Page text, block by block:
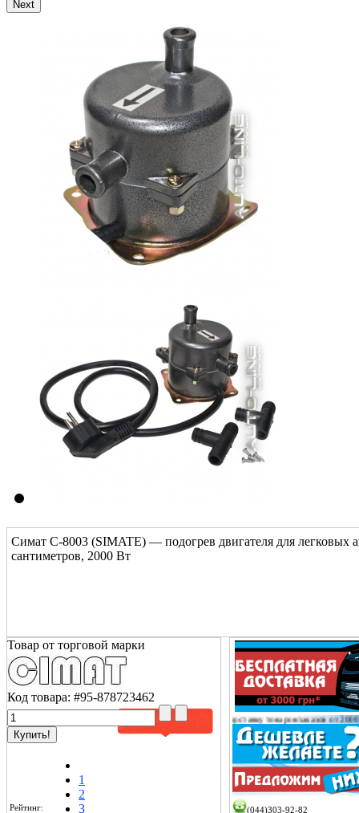
Симат С-8003 (SIMATE) — подогрев двигателя для легковых
сантиметров, 2000 Вт
Товар от торговой марки
Код товара: #95-878723462
Рейтинг:
1
2
3
Сообщаем Вам о том, что доставку товаров/заказов от 2000 грн оплачиваемтолько на
(044)303-92-82